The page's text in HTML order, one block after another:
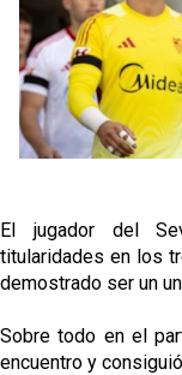
Oso es el
Banquillos
Sevilla
Previa | El
El jugador del
titularidades en los
demostrado ser un
Sobre todo en el
encuentro y